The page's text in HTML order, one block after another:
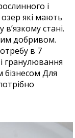
і
які мають
стані.
добривом.
в 7
гранулювання
Для